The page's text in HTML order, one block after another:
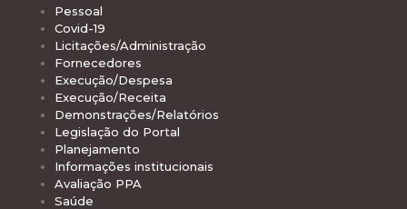
Pessoal
Covid-19
Licitações/Administração
Fornecedores
Execução/Despesa
Execução/Receita
Demonstrações/Relatórios
Legislação do Portal
Planejamento
Informações institucionais
Avaliação PPA
Saúde